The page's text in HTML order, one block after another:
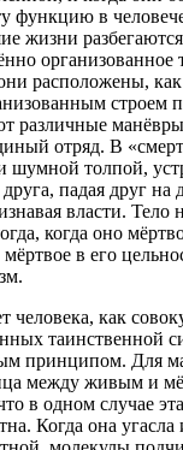
функцию в
жизни
организованное
расположены,
строем
различные
отряд. В
шумной толпой,
падая друг на
власти. Тело
когда оно
в его
человека, как
таинственной
принципом. Для
между живым и
в одном случае
Когда она угасла